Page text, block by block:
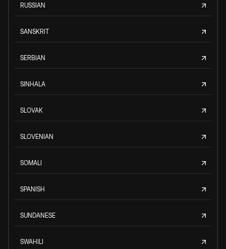
RUSSIAN
SANSKRIT
SERBIAN
SINHALA
SLOVAK
SLOVENIAN
SOMALI
SPANISH
SUNDANESE
SWAHILI